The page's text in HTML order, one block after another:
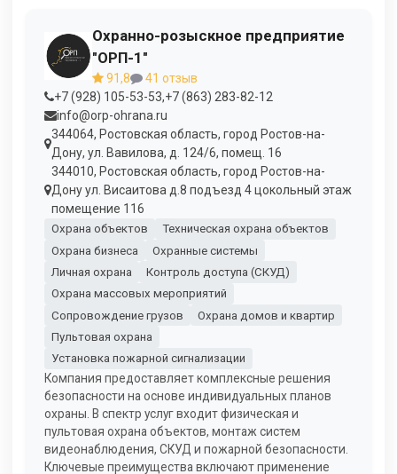
Охранно-розыскное предприятие
"ОРП-1"
91,8
41 отзыв
+7 (928) 105-53-53,+7 (863) 283-82-12
info@orp-ohrana.ru
344064, Ростовская область, город Ростов-на-
Дону, ул. Вавилова, д. 124/6, помещ. 16
344010, Ростовская область, город Ростов-на-
Дону ул. Висаитова д.8 подъезд 4 цокольный этаж
помещение 116
Охрана объектов
Техническая охрана объектов
Охрана бизнеса
Охранные системы
Личная охрана
Контроль доступа (СКУД)
Охрана массовых мероприятий
Сопровождение грузов
Охрана домов и квартир
Пультовая охрана
Установка пожарной сигнализации
Компания предоставляет комплексные решения
безопасности на основе индивидуальных планов
охраны. В спектр услуг входит физическая и
пультовая охрана объектов, монтаж систем
видеонаблюдения, СКУД и пожарной безопасности.
Ключевые преимущества включают применение